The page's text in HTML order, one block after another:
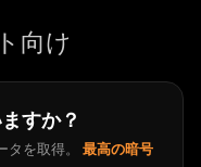
向け
すか？
を取得。
最高の暗号